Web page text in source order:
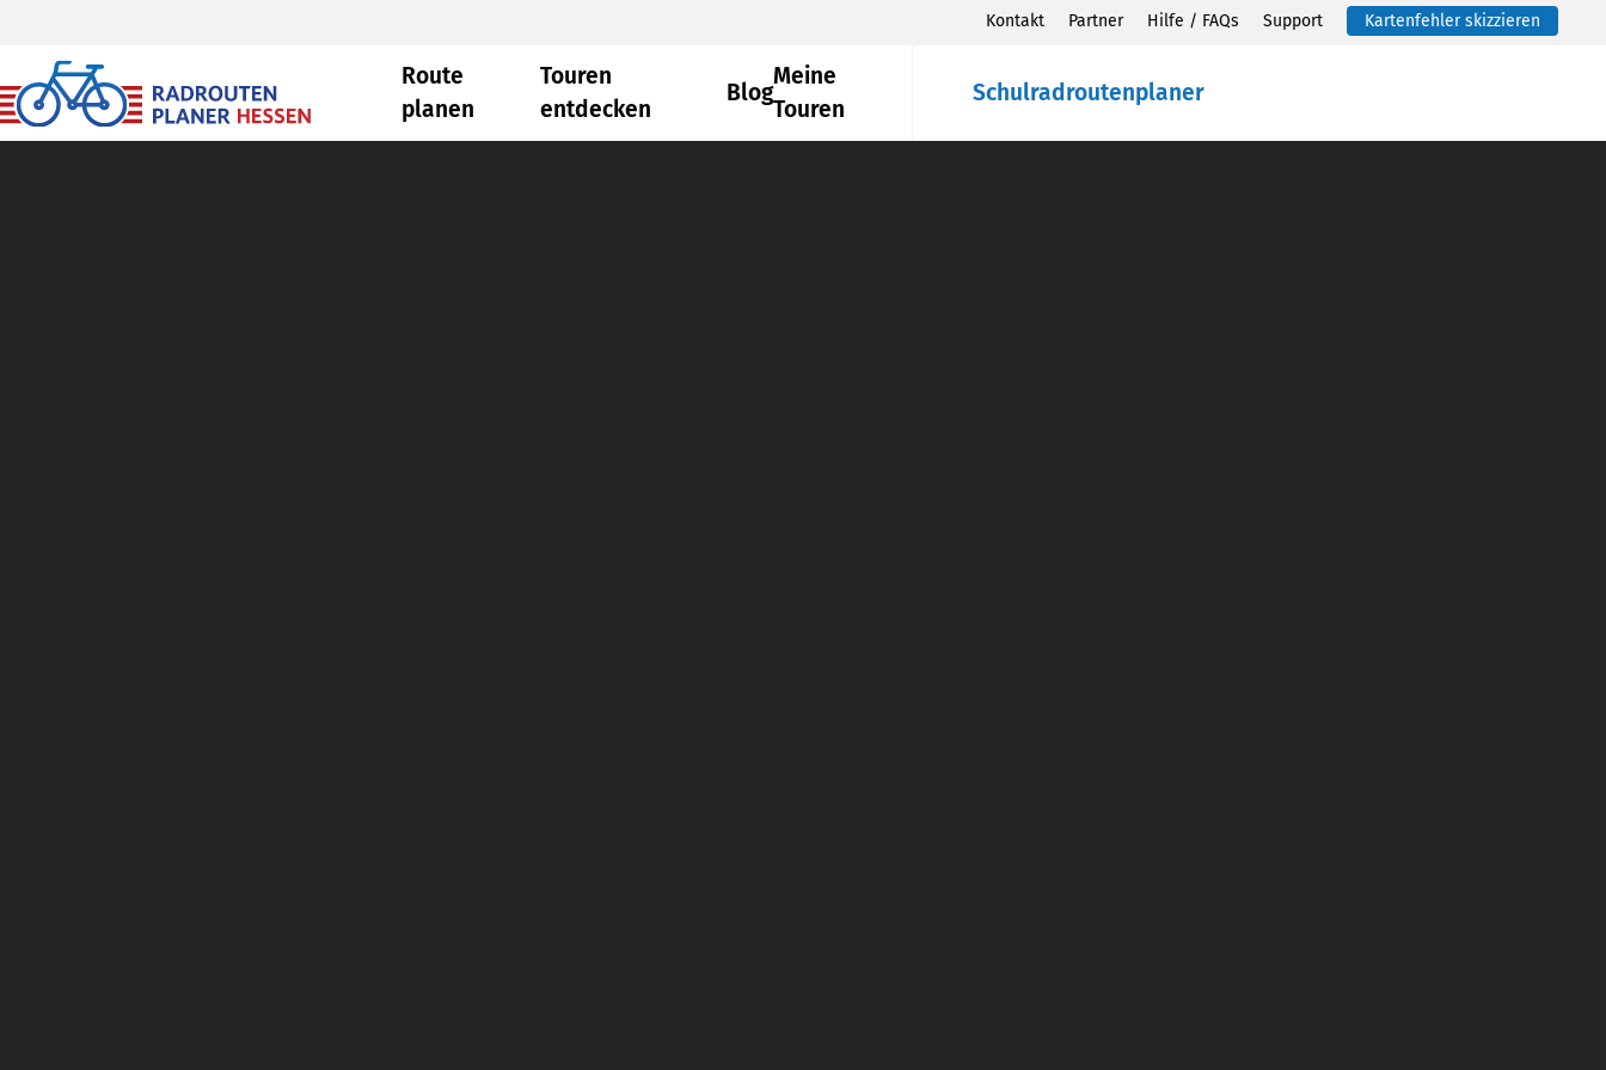
Kontakt Partner Hilfe / FAQs Support Kartenfehler skizzieren
Route
planen
Touren
entdecken
Blog
Meine
Touren
Schulradroutenplaner